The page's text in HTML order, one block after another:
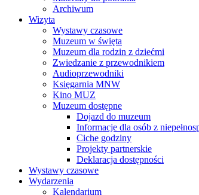
Archiwum
Wizyta
Wystawy czasowe
Muzeum w święta
Muzeum dla rodzin z dziećmi
Zwiedzanie z przewodnikiem
Audioprzewodniki
Księgarnia MNW
Kino MUZ
Muzeum dostępne
Dojazd do muzeum
Informacje dla osób z
Ciche godziny
Projekty partnerskie
Deklaracja dostępności
Wystawy czasowe
Wydarzenia
Kalendarium